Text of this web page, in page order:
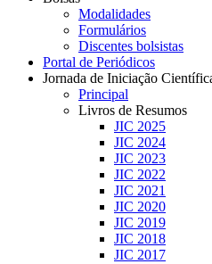
Modalidades
Formulários
Discentes bolsistas
Portal de Periódicos
Jornada de Iniciação
Principal
Livros de Resumos
JIC 2025
JIC 2024
JIC 2023
JIC 2022
JIC 2021
JIC 2020
JIC 2019
JIC 2018
JIC 2017